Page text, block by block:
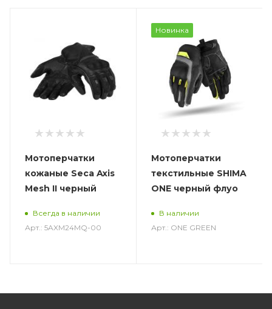
Мотоперчатки
кожаные Seca Axis
Mesh II черный
Всегда в наличии
Арт.: 5AXM24MQ-00
Новинка
Мотоперчатки
текстильные SHIMA
ONE черный флуо
В наличии
Арт.: ONE GREEN